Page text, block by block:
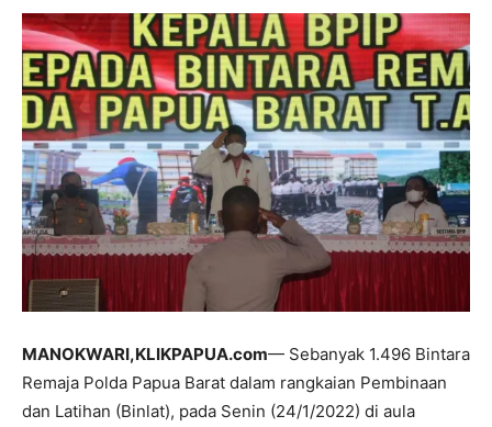
MANOKWARI,KLIKPAPUA.com— Sebanyak 1.496 Bintara
Remaja Polda Papua Barat dalam rangkaian Pembinaan
dan Latihan (Binlat), pada Senin (24/1/2022) di aula